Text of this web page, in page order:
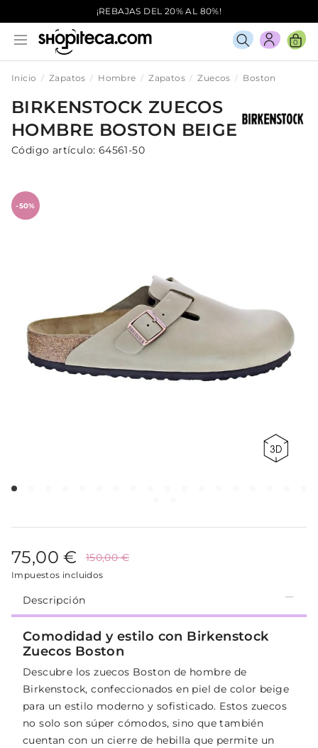
¡REBAJAS DEL 20% AL 80%!
0
Inicio Zapatos Hombre Zapatos Zuecos Boston
BIRKENSTOCK ZUECOS
HOMBRE BOSTON BEIGE
Código artículo: 64561-50
-50%
75,00 € 150,00 €
Impuestos incluidos
Descripción
Comodidad y estilo con Birkenstock
Zuecos Boston
Descubre los zuecos Boston de hombre de
Birkenstock, confeccionados en piel de color beige
para un estilo moderno y sofisticado. Estos zuecos
no solo son súper cómodos, sino que también
cuentan con un cierre de hebilla que permite un